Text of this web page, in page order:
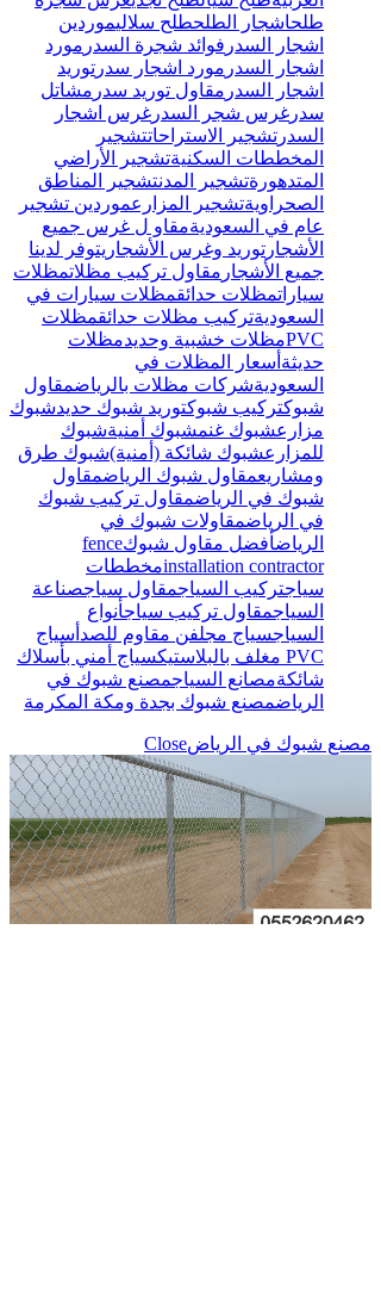
طلحاشجار الطلحطلح سلاليموردين
اشجار السدر فوائد شجرة السدر مورد
اشجار السدر مورد اشجار سدر توريد
اشجار السدر مقاول توريد سدر مشاتل
سدر غرس شجر السدر غرس اشجار
السدر تشجير الاستراحاتتشجير
المخططات السكنيةتشجير الأراضي
المتدهورةتشجير المدنتشجير المناطق
الصحراويةتشجير المزارعموردين تشجير
عام في السعوديةمقاو ل غرس جميع
الأشجار توريد وغرس الأشجار يتوفر لدينا
جميع الأشجار مقاول تركيب مظلاتمظلات
سياراتمظلات حدائقمظلات سيارات في
السعوديةتركيب مظلات حدائقمظلات
PVCمظلات خشبية وحديدمظلات
حديثة أسعار المظلات في
السعوديةشركات مظلات بالرياضمقاول
شبوكتركيب شبوكتوريد شبوك حديدشبوك
مزارعشبوك غنمشبوك أمنيةشبوك
للمزارعشبوك شائكة (أمنية)شبوك طرق
ومشاريعمقاول شبوك الرياضمقاول
شبوك في الرياضمقاول تركيب شبوك
في الرياضمقاولات شبوك في
الرياضأفضل مقاول شبوكfence
installation contractorمخططات
سياجتركيب السياجمقاول سياجصناعة
السياجمقاول تركيب سياجأنواع
السياجسياج مجلفن مقاوم للصدأ سياج
PVC مغلف بالبلاستيك
سياج أمني بأسلاك
شائكةمصانع السياجمصنع شبوك في
الرياضمصنع شبوك بجدة ومكة المكرمة
مصنع شبوك في الرياضClose